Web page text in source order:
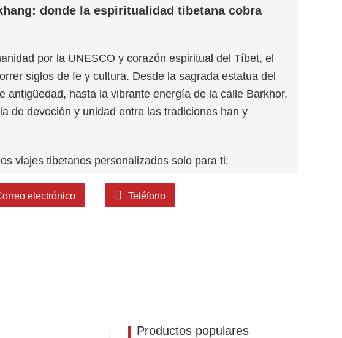
donde la espiritualidad tibetana cobra
por la UNESCO y corazón espiritual del Tíbet, el
siglos de fe y cultura. Desde la sagrada estatua del
antigüedad, hasta la vibrante energía de la calle Barkhor,
de devoción y unidad entre las tradiciones han y
viajes tibetanos personalizados solo para ti:
tu ritmo y enfoque
diseñar tu itinerario en el Tíbet!
electrónico Teléfono
Productos populares